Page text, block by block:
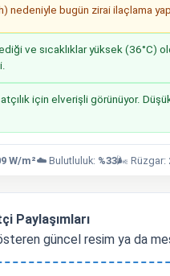
nedeniyle bugün zirai ilaçlama
ve sıcaklıklar yüksek (36°C)
için elverişli görünüyor.
W/m²☁️ Bulutluluk: %33🌬️ Rüzgar:
Paylaşımları
güncel resim ya da